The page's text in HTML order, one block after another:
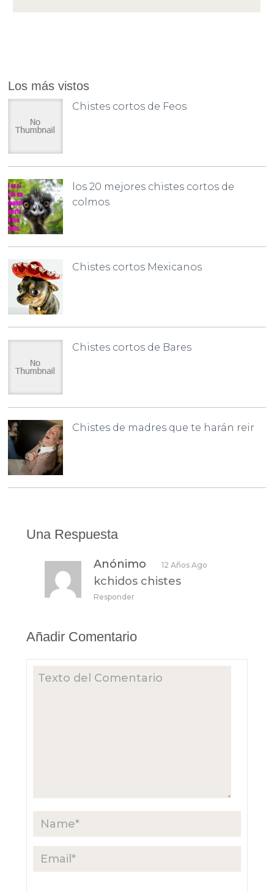
Los más vistos
Chistes cortos de Feos
los 20 mejores chistes cortos de
colmos
Chistes cortos Mexicanos
Chistes cortos de Bares
Chistes de madres que te harán reir
Una Respuesta
Anónimo 12 Años Ago
kchidos chistes
Responder
Añadir Comentario